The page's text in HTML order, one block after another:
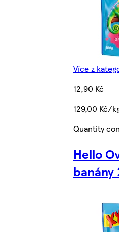
Více z
12,90 Kč
129,00 Kč/
Quantity
Hello
banány